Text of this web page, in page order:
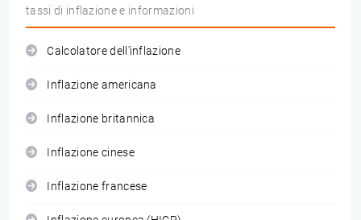
tassi di inflazione e informazioni
Calcolatore dell'inflazione
Inflazione americana
Inflazione britannica
Inflazione cinese
Inflazione francese